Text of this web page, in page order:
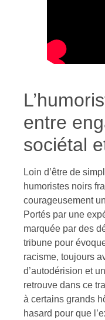
entre
sociétal
Loin d’être de
humoristes noirs
courageusement
Portés par une
marquée par des
tribune pour
racisme, toujours
d’autodérision et
retrouve dans ce
à certains grands
hasard pour que